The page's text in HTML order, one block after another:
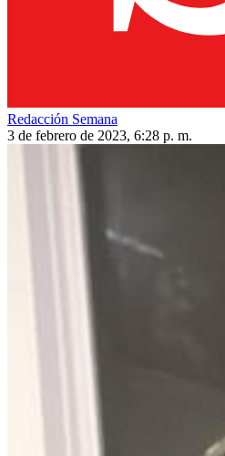
Redacción Semana
3 de febrero de 2023, 6:28 p. m.